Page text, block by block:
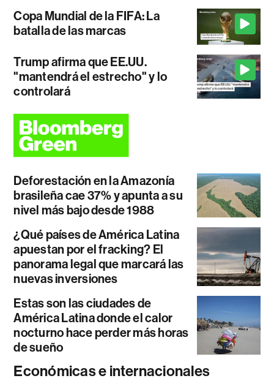
Copa Mundial de la FIFA: La
batalla de las marcas
Trump afirma que EE.UU.
"mantendrá el estrecho" y lo
controlará
Deforestación en la Amazonía
brasileña cae 37% y apunta a su
nivel más bajo desde 1988
¿Qué países de América Latina
apuestan por el fracking? El
panorama legal que marcará las
nuevas inversiones
Estas son las ciudades de
América Latina donde el calor
nocturno hace perder más horas
de sueño
Económicas e internacionales